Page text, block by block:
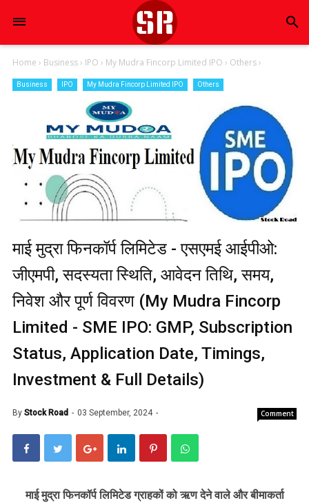
search
Home › Business› IPO › My Mudra Fincorp Limited IPO › Others›
Business IPO My Mudra Fincorp Limited IPO Others
माई मुद्रा फिनकॉर्प लिमिटेड - एसएमई आईपीओ:
जीएमपी, सदस्यता स्थिति, आवेदन तिथि, समय,
निवेश और पूर्ण विवरण (My Mudra Fincorp
Limited - SME IPO: GMP, Subscription
Status, Application Date, Timings,
Investment & Full Details)
By Stock Road 03 September, 2024 Comment
माई मुद्रा फिनकॉर्प लिमिटेड ग्राहकों को ऋण देने वाले और बीमाकर्ता